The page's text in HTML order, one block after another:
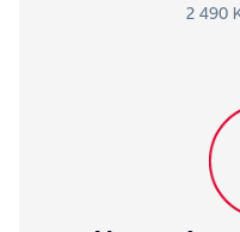
2 490